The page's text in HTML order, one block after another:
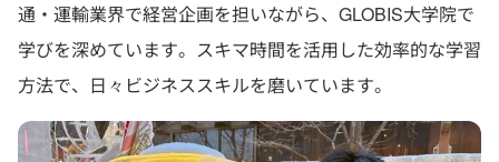
通・運輸業界で経営企画を担いながら、GLOBIS大学院で
学びを深めています。スキマ時間を活用した効率的な学習
方法で、日々ビジネススキルを磨いています。